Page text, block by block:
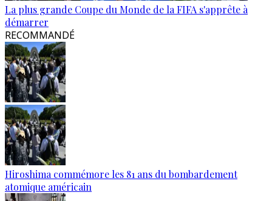
La plus grande Coupe du Monde de la FIFA s'apprête à
démarrer
RECOMMANDÉ
Hiroshima commémore les 81 ans du bombardement
atomique américain